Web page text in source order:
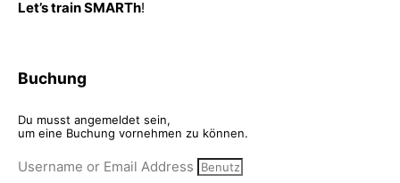
Let’s train SMARTh!
Buchung
Du musst angemeldet sein,
um eine Buchung vornehmen zu können.
Username or Email Address